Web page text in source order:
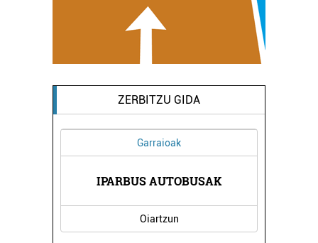
ZERBITZU GIDA
Garraioak
IPARBUS AUTOBUSAK
Oiartzun